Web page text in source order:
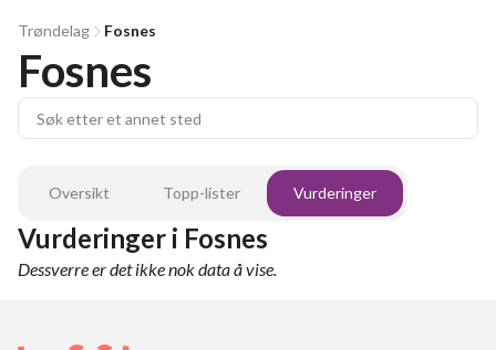
Trøndelag Fosnes
Fosnes
Oversikt Topp-lister Vurderinger
Vurderinger i Fosnes
Dessverre er det ikke nok data å vise.